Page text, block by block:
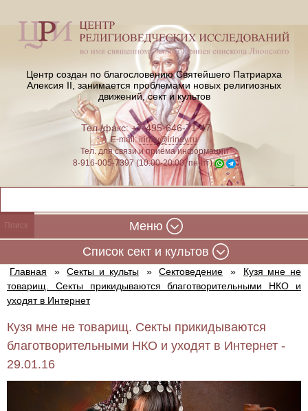
Центр создан по благословению Святейшего Патриарха
Алексия II, занимается проблемами новых религиозных
движений, сект и культов
Тел./факс: +7-495-646-71-47
E-mail:iriney@iriney.ru
Тел. для связи и приёма информации
8-916-005-7397 (10:00-20:00, пн-пт)
Меню
Cписок сект и культов
Главная » Секты и культы » Сектоведение »
Кузя мне не
товарищ. Секты прикидываются благотворительными НКО и
уходят в Интернет
Кузя мне не товарищ. Секты прикидываются
благотворительными НКО и уходят в Интернет -
29.01.16